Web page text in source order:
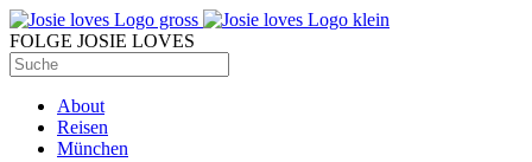
FOLGE JOSIE LOVES
About
Reisen
München